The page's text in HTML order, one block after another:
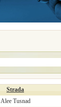
Strada
Alee Tusnad